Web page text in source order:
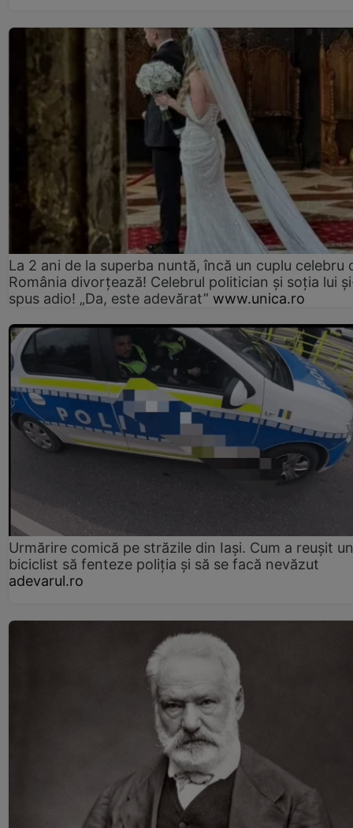
La 2 ani de la superba nuntă, încă un cuplu celebru
România divorțează! Celebrul politician și soția lui
spus adio! „Da, este adevărat” www.unica.ro
Urmărire comică pe străzile din Iași. Cum a reușit un
biciclist să fenteze poliția și să se facă nevăzut
adevarul.ro